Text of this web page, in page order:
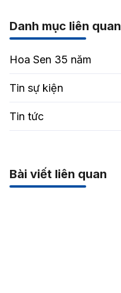
Danh mục liên quan
Hoa Sen 35 năm
Tin sự kiện
Tin tức
Bài viết liên quan